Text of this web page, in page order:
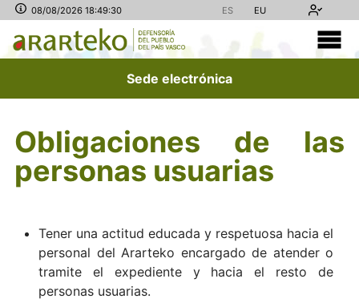
08/08/2026 18:49:30 ES EU
Sede electrónica
Obligaciones de las
personas usuarias
Tener una actitud educada y respetuosa hacia el
personal del Ararteko encargado de atender o
tramite el expediente y hacia el resto de
personas usuarias.